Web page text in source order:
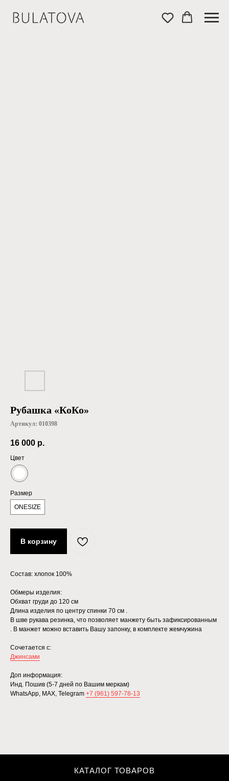
Рубашка «КоКо»
Артикул: 010398
16 000 р.
Цвет
Размер
ONESIZE
В корзину
Состав: хлопок 100%
Обмеры изделия:
Обхват груди до 120 см
Длина изделия по центру спинки 70 см .
В шве рукава резинка, что позволяет манжету быть зафиксированным
. В манжет можно вставить Вашу запонку, в комплекте жемчужина
Сочетается с:
Джинсами
Доп информация:
Инд. Пошив (5-7 дней по Вашим меркам)
WhatsApp, MAX, Telegram +7 (961) 597-78-13
КАТАЛОГ ТОВАРОВ